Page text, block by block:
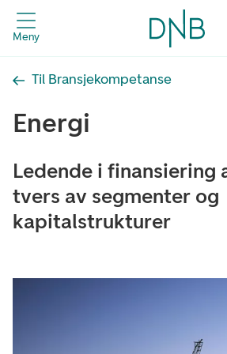
Meny
Til Bransjekompetanse
Energi
Ledende i finansiering
tvers av segmenter og
kapitalstrukturer